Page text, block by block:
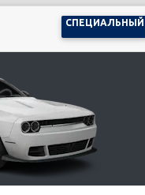
СПЕЦИАЛЬНЫЙ